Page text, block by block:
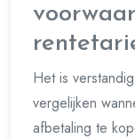
Het is
vergelijken
afbetaling te